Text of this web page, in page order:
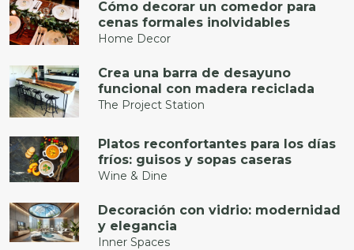
Cómo decorar un comedor para
cenas formales inolvidables
Home Decor
Crea una barra de desayuno
funcional con madera reciclada
The Project Station
Platos reconfortantes para los días
fríos: guisos y sopas caseras
Wine & Dine
Decoración con vidrio: modernidad
y elegancia
Inner Spaces